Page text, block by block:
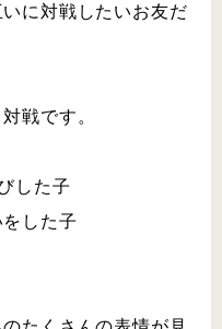
に対戦したいお友だ
戦です。
した子
した子